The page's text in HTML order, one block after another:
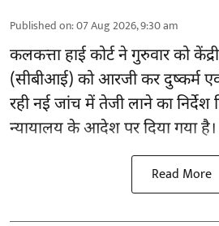
Published on:07 Aug 2026, 9:30 am
कलकत्ता हाई कोर्ट ने गुरुवार को
(सीबीआई) कोआरजी कर दुष्कर्म
रही नई जांच में तेजी लाने का निर्देश
न्यायालय के आदेश पर दिया गया है।
Read More